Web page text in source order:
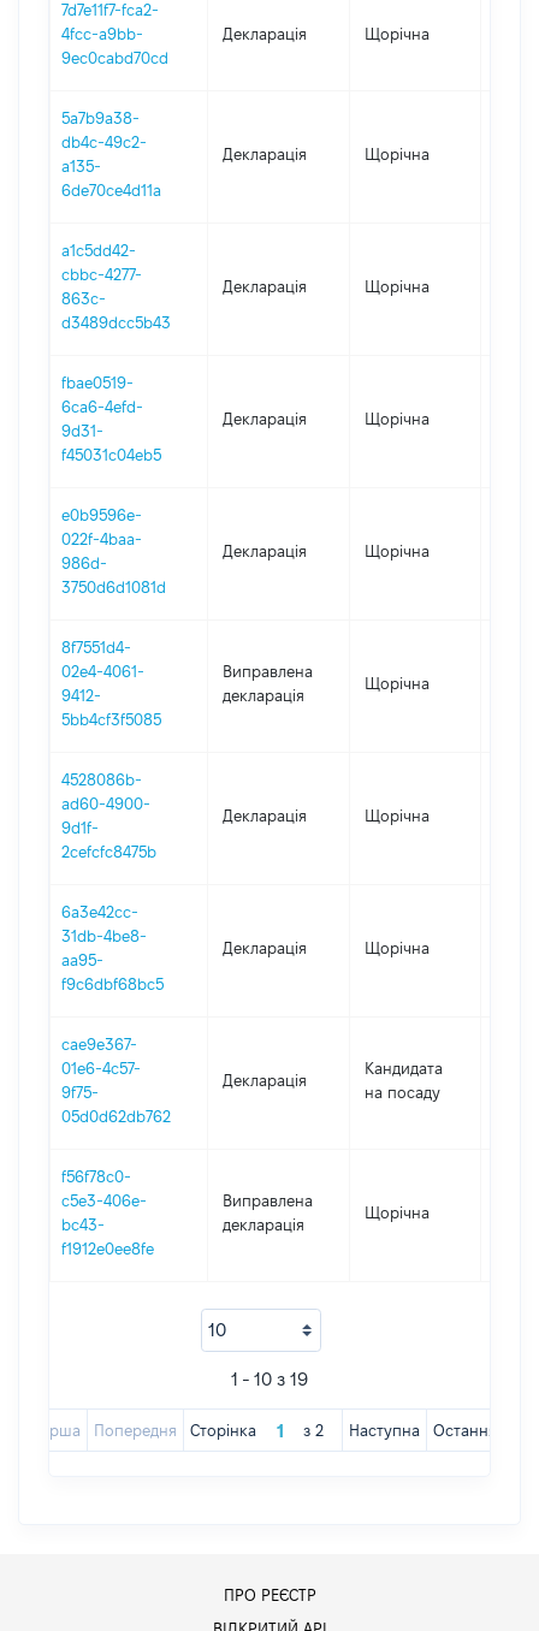
7d7e11f7-fca2-
4fcc-a9bb-
9ec0cabd70cd
Декларація Щорічна
5a7b9a38-
db4c-49c2-
a135-
6de70ce4d11a
Декларація Щорічна
a1c5dd42-
cbbc-4277-
863c-
d3489dcc5b43
Декларація Щорічна
fbae0519-
6ca6-4efd-
9d31-
f45031c04eb5
Декларація Щорічна
e0b9596e-
022f-4baa-
986d-
3750d6d1081d
Декларація Щорічна
8f7551d4-
02e4-4061-
9412-
5bb4cf3f5085
Виправлена
декларація
Щорічна
4528086b-
ad60-4900-
9d1f-
2cefcfc8475b
Декларація Щорічна
6a3e42cc-
31db-4be8-
aa95-
f9c6dbf68bc5
Декларація Щорічна
cae9e367-
01e6-4c57-
9f75-
05d0d62db762
Декларація
Кандидата
на посаду
f56f78c0-
c5e3-406e-
bc43-
f1912e0ee8fe
Виправлена
декларація
Щорічна
1 - 10 з 19
Перша Попередня Сторінка з 2 Наступна Остання
ПРО РЕЄСТР